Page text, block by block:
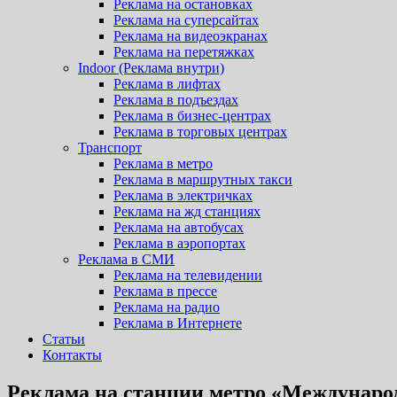
Реклама на остановках
Реклама на суперсайтах
Реклама на видеоэкранах
Реклама на перетяжках
Indoor (Реклама внутри)
Реклама в лифтах
Реклама в подъездах
Реклама в бизнес-центрах
Реклама в торговых центрах
Транспорт
Реклама в метро
Реклама в маршрутных такси
Реклама в электричках
Реклама на жд станциях
Реклама на автобусах
Реклама в аэропортах
Реклама в СМИ
Реклама на телевидении
Реклама в прессе
Реклама на радио
Реклама в Интернете
Статьи
Контакты